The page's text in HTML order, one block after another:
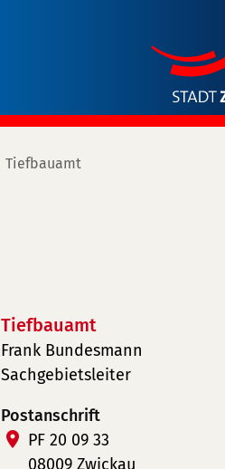
Tiefbauamt
Tiefbauamt
Frank Bundesmann
Sachgebietsleiter
Postanschrift
PF 20 09 33
08009 Zwickau